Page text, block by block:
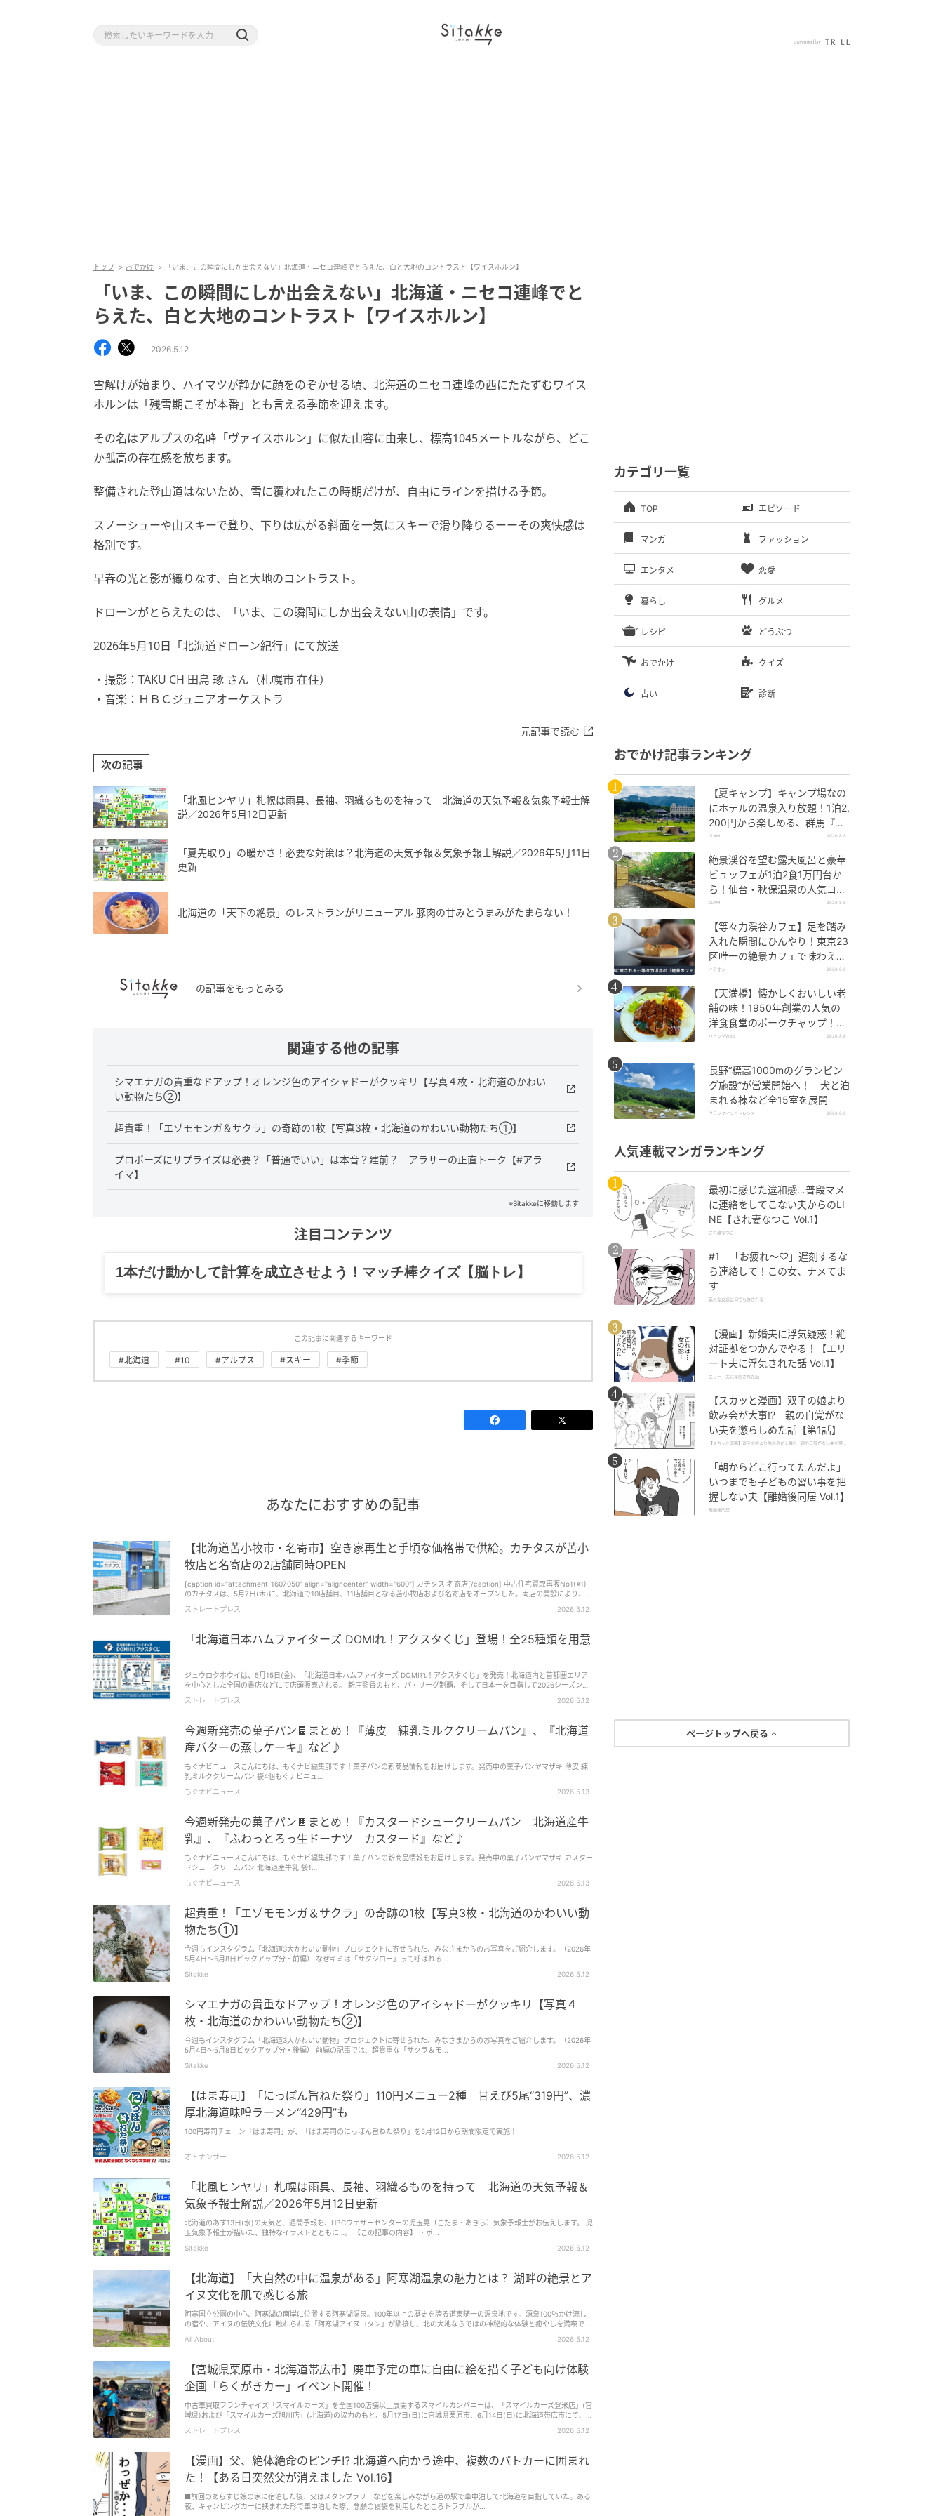
トップ おでかけ 「いま、この瞬間にしか出会えない」北海道・ニセコ連峰でとらえた、白と大地のコントラスト【ワイスホルン】
「いま、この瞬間にしか出会えない」北海道・ニセコ連峰でと
らえた、白と大地のコントラスト【ワイスホルン】
2026.5.12
雪解けが始まり、ハイマツが静かに顔をのぞかせる頃、北海道のニセコ連峰の西にたたずむワイス
ホルンは「残雪期こそが本番」とも言える季節を迎えます。
その名はアルプスの名峰「ヴァイスホルン」に似た山容に由来し、標高1045メートルながら、どこ
か孤高の存在感を放ちます。
整備された登山道はないため、雪に覆われたこの時期だけが、自由にラインを描ける季節。
スノーシューや山スキーで登り、下りは広がる斜面を一気にスキーで滑り降りるーーその爽快感は
格別です。
早春の光と影が織りなす、白と大地のコントラスト。
ドローンがとらえたのは、「いま、この瞬間にしか出会えない山の表情」です。
2026年5月10日「北海道ドローン紀行」にて放送
・撮影：TAKU CH 田島 琢 さん（札幌市 在住）
・音楽：ＨＢＣジュニアオーケストラ
元記事で読む
次の記事
「北風ヒンヤリ」札幌は雨具、長袖、羽織るものを持って 北海道の天気予報＆気象予報士解
説／2026年5月12日更新
「夏先取り」の暖かさ！必要な対策は？北海道の天気予報＆気象予報士解説／2026年5月11日
更新
北海道の「天下の絶景」のレストランがリニューアル 豚肉の甘みとうまみがたまらない！
の記事をもっとみる
関連する他の記事
シマエナガの貴重なドアップ！オレンジ色のアイシャドーがクッキリ【写真４枚・北海道のかわい
い動物たち②】
超貴重！「エゾモモンガ＆サクラ」の奇跡の1枚【写真3枚・北海道のかわいい動物たち①】
プロポーズにサプライズは必要？「普通でいい」は本音？建前？ アラサーの正直トーク【#アラ
イマ】
※Sitakkeに移動します
注目コンテンツ
1本だけ動かして計算を成立させよう！マッチ棒クイズ【脳トレ】
この記事に関連するキーワード
#北海道 #10 #アルプス #スキー #季節
あなたにおすすめの記事
【北海道苫小牧市・名寄市】空き家再生と手頃な価格帯で供給。カチタスが苫小
牧店と名寄店の2店舗同時OPEN
[caption id="attachment_1607050" align="aligncenter" width="600"] カチタス 名寄店[/caption] 中古住宅買取再販No1(※1)
のカチタスは、5月7日(木)に、北海道で10店舗目、11店舗目となる苫小牧店および名寄店をオープンした。両店の開設により、カ
牧店および名寄店の2店舗は、人口減少が進む地方と、産業集積により住宅需要が急増する地域という、2つの異なる課題がある。
半導体関連工場の進出などを背景に住宅需要が高まり、住宅価格上昇傾向にあるという(※3)。 こうした状況の中で、既存の空き
家を再生し、手の届きやすい価格帯で供給する取り組みは、地域ごとの課題に応じた住まいの選択肢を広げる手段のひとつと考え
販する事業を通じ、空き家問題の解消とアフォーダブルな住宅供給に取り組んできた。 カチタスの全国平均販売価格は1,600万円
前後で、ローン支払いに換算すると月々約4.6万円と賃貸家賃と同等になる。苫小牧市、名寄市周辺でも同等水準での供給を目指
にもつながっているという。(※4～8) カチタスでは今後も、各地域の状況に応じ、自治体の相談窓口をはじめとする関係機関と情
が発生し、増加する一方で、新築価格の上昇により住まいの選択肢が限られている地域も多数ございます。当店では名寄市内に加
え、稚内市など道北の広いエリアを管轄しており、その周辺の人口2,000人・3,000人規模の町村についても対応しています。空
き家を活用した住まいの再生を通じて、地域の実情に合った住環境づくりに取り組み、一件一件の相談に丁寧に向き合っていきた
タス 苫小牧店は、以下のようにコメントしている。 「苫小牧周辺では近年、増え続ける空き家問題に加え、周辺地域の開発や住
宅価格の高騰を背景に、『家を買いたいが選択肢が限られている』『空き家をどうすればよいかわからない』といった声が増えて
います。当店では、空き家を活用した住まいの再生を通じて、状況やご事情に応じた柔軟な選択肢をご提案していきたいと考えて
の住宅供給を目指す、カチタス名寄店と苫小牧店をチェックしてみては。 ■カチタス 名寄店 住所：北海道名寄市西２条南6丁目
27番地2メディケアビル 1階 ■カチタス 苫小牧店 住所：北海道苫小牧市緑町1丁目22番2号緑町事務所・店舗 カチタス公式HP：
https://katitas.jp ※1：買取再販年間販売戸数ランキング2025(リフォーム産業新聞調べ)より ※2：第2次 名寄市空家等対策計画よ
報システム」より、以降の条件で抽出した物件の平均価格(取引時期：2024年4月～2025年3月／建築時期：2024年1月以降／種
類：宅地(土地と建物)／延床面積：50㎡以上200㎡以下／建物の用途：住宅) ※5：2024年4月～2025年3月の平均販売価格 ※6：家
賃は月額｡単身世帯は除く ※7：地方新築とカチタス単体の金額は取引平均価格を全額借入・自己資金0円・35年返済・固定金利
1.0％・ボーナス払い無しで計算した金額 ※8：出所 総務省「令和5年 住宅･土地統計調査 住宅及び世帯に関する基本集計」
ストレートプレス 2026.5.12
「北海道日本ハムファイターズ DOMIれ！アクスタくじ」登場！全25種類を用意
ジュウロクホウイは、5月15日(金)、「北海道日本ハムファイターズ DOMIれ！アクスタくじ」を発売！北海道内と首都圏エリア
を中心とした全国の書店などにて店頭販売される。 新庄監督のもと、パ・リーグ制覇、そして日本一を目指して2026シーズンを
ファイターズ DOMIれ！アクスタくじ」のアクリルスタンドは全25種類。北海道日本ハムファイターズの新庄監督と24選手の肖
サイズは本体約72mm角内、台座約50✕33mmと飾りやすく、持ち運びしやすいサイズに仕上げられている。「北海道日本ハムフ
ァイターズ DOMIれ！アクスタくじ」は1回800円(税込)。「北海道日本ハムファイターズ DOMIれ！アクスタくじ」の販売場所
は、取り扱い店舗一覧ページから確認を。 あたり賞やフィニッシュ賞も登場 また、アクリルスタンドを購入してあたりを引いた
ら、「あたり賞」として約20cmのBIGアクリルスタンド(全5種)がその場でもらえる。さらに、最後のアクリルスタンド1個を購
入した人には、「フィニッシュ賞」としてA4アクリルプレートがその場でプレゼントされる。サイズはA4 W297×H210mm。 ジ
ュウロクホウイについて ジュウロクホウイは、東京都千代田区に本社を置く企業。 スタイリッシュなスポーツカー、プロのアス
タチにする会社だ。 玩具・フィギュア・グッズの企画、開発、製造、販売。玩具・フィギュア・グッズの宣伝・販売コンサル、
アクスタくじ」取り扱い店舗一覧：https://16d.jp/pdf/tenpo_fighters_kuji260515.pdf 「北海道日本ハムファイターズ DOMI
れ！アクスタくじ」詳細：https://16d.jp/page/fighters_kuji.html ジュウロクホウイ 公式HP：https://www.16d.jp ※ 画像は実際
の商品とは多少異なる場合がある © HOKKAIDO NIPPONHAM FIGHTERS.ALL Rights Reserved. ©16directions inc. (ソルトピ
ストレートプレス 2026.5.12
今週新発売の菓子パン🍫まとめ！『薄皮 練乳ミルククリームパン』、『北海道
産バターの蒸しケーキ』など♪
もぐナビニュースこんにちは、もぐナビ編集部です！菓子パンの新商品情報をお届けします。発売中の菓子パンヤマザキ 薄皮 練
乳ミルククリームパン 袋4個もぐナビニュ…
もぐナビニュース
2026.5.13
今週新発売の菓子パン🍫まとめ！『カスタードシュークリームパン 北海道産牛
乳』、『ふわっとろっ生ドーナツ カスタード』など♪
もぐナビニュースこんにちは、もぐナビ編集部です！菓子パンの新商品情報をお届けします。発売中の菓子パンヤマザキ カスター
ドシュークリームパン 北海道産牛乳 袋1…
もぐナビニュース
2026.5.13
超貴重！「エゾモモンガ＆サクラ」の奇跡の1枚【写真3枚・北海道のかわいい動
物たち①】
今週もインスタグラム「北海道3大かわいい動物」プロジェクトに寄せられた、みなさまからのお写真をご紹介します。（2026年
5月4日〜5月8日ピックアップ分・前編） なぜキミは「サクジロー」って呼ばれる...
Sitakke
2026.5.12
シマエナガの貴重なドアップ！オレンジ色のアイシャドーがクッキリ【写真４
枚・北海道のかわいい動物たち②】
今週もインスタグラム「北海道3大かわいい動物」プロジェクトに寄せられた、みなさまからのお写真をご紹介します。（2026年
5月4日〜5月8日ピックアップ分・後編） 前編の記事では、超貴重な「サクラ＆モ...
Sitakke
2026.5.12
【はま寿司】「にっぽん旨ねた祭り」110円メニュー2種 甘えび5尾“319円”、濃
厚北海道味噌ラーメン“429円”も
100円寿司チェーン「はま寿司」が、「はま寿司のにっぽん旨ねた祭り」を5月12日から期間限定で実施！
オトナンサー 2026.5.12
「北風ヒンヤリ」札幌は雨具、長袖、羽織るものを持って 北海道の天気予報＆
気象予報士解説／2026年5月12日更新
北海道のあす13日(水)の天気と、週間予報を、HBCウェザーセンターの児玉晃（こだま・あきら）気象予報士がお伝えします。 児
玉気象予報士が描いた、独特なイラストとともに…。 【この記事の内容】 ・ポ...
Sitakke
2026.5.12
【北海道】「大自然の中に温泉がある」阿寒湖温泉の魅力とは？ 湖畔の絶景とア
イヌ文化を肌で感じる旅
阿寒国立公園の中心、阿寒湖の南岸に位置する阿寒湖温泉。100年以上の歴史を誇る道東随一の温泉地です。源泉100％かけ流し
の宿や、アイヌの伝統文化に触れられる「阿寒湖アイヌコタン」が隣接し、北の大地ならではの神秘的な体験と癒やしを満喫でき
All About 2026.5.12
【宮城県栗原市・北海道帯広市】廃車予定の車に自由に絵を描く子ども向け体験
企画「らくがきカー」イベント開催！
中古車買取フランチャイズ「スマイルカーズ」を全国100店舗以上展開するスマイルカンパニーは、「スマイルカーズ登米店」(宮
城県)および「スマイルカーズ旭川店」(北海道)の協力のもと、5月17日(日)に宮城県栗原市、6月14日(日)に北海道帯広市にて、廃
催する。 子どもたちに非日常的な体験を 「楽しく描いてみんなで作る『らくがきカー』」は、役目を終え廃車となる自動車に、
れる。 「車に絵を描く」という普段は決してできない体験は、子どもたちだけでなく、見守る大人も目を輝かせられる特別なひ
とときとなる。今回は、地域の子育て支援フリーマーケット、ならびにJAF・自動車学校共催の交通安全啓発祭という、地域に根
ざした2つの大型イベントの一企画として参画し、より多くの人々に体験の機会を届ける。 宮城と北海道の2会場で実施 5月17日
(日)開催の宮城県会場での「らくがきカー」イベントは、「第4回 子育て支援フリーマーケット」内で実施。会場ではフリーマー
ケットやキッチンカーも多数出店し、家族で楽しめる一日となる。 6月14日(日)開催の北海道会場での「らくがきカー」イベント
は、「交通安全啓発祭 〜地域・家族みんなで安全運転〜」内で実施。会場では「はたらくくるま大集合」「子ども安全免許証発
ストレートプレス 2026.5.12
【漫画】父、絶体絶命のピンチ!? 北海道へ向かう途中、複数のパトカーに囲まれ
た！【ある日突然父が消えました Vol.16】
■前回のあらすじ娘の家に宿泊した後、父はスタンプラリーなどを楽しみながら道の駅で車中泊して北海道を目指していた。ある
夜、キャンピングカーに挟まれた形で車中泊した際、念願の寝袋を利用したところトラブルが...
カテゴリ一覧
TOP エピソード
マンガ ファッション
エンタメ 恋愛
暮らし グルメ
レシピ どうぶつ
おでかけ クイズ
占い 診断
おでかけ記事ランキング
【夏キャンプ】キャンプ場なの
にホテルの温泉入り放題！1泊2,
200円から楽しめる、群馬『サ
ンバードキャンプガーデン』
GLAM 2026.8.8
絶景渓谷を望む露天風呂と豪華
ビュッフェが1泊2食1万円台か
ら！仙台・秋保温泉の人気コス
パ宿『秋保グランドホテル』
GLAM 2026.8.8
【等々力渓谷カフェ】足を踏み
入れた瞬間にひんやり！東京23
区唯一の絶景カフェで味わえる
本格コーヒー
イチオシ 2026.8.8
【天満橋】懐かしくおいしい老
舗の味！1950年創業の人気の
洋食食堂のポークチャップ！
「グリル ABC」
リビングWeb 2026.8.8
長野“標高1000mのグランピン
グ施設”が営業開始へ！ 犬と泊
まれる棟など全15室を展開
クランクイン！トレンド 2026.8.8
人気連載マンガランキング
最初に感じた違和感…普段マメ
に連絡をしてこない夫からのLI
NE【され妻なつこ Vol.1】
され妻なつこ
#1 「お疲れ〜♡」遅刻するな
ら連絡して！この女、ナメてま
す
美人な友達は何でも許される
【漫画】新婚夫に浮気疑惑！絶
対証拠をつかんでやる！【エリ
ート夫に浮気された話 Vol.1】
エリート夫に浮気された話
【スカッと漫画】双子の娘より
飲み会が大事!? 親の自覚がな
い夫を懲らしめた話【第1話】
【スカッと漫画】双子の娘より飲み会が大事!? 親の自覚がない夫を懲ら
「朝からどこ行ってたんだよ」
いつまでも子どもの習い事を把
握しない夫【離婚後同居 Vol.1】
離婚後同居
ページトップへ戻る